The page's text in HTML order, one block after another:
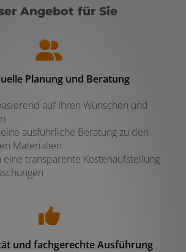
Angebot für Sie
Planung und Beratung
auf Ihren Wünschen und
ausführliche Beratung zu den
Materialien
transparente Kostenaufstellung
und fachgerechte Ausführung